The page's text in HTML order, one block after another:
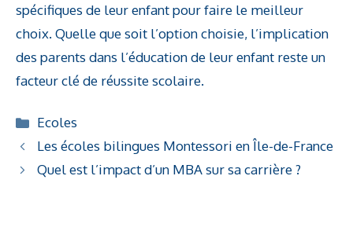
spécifiques de leur enfant pour faire le meilleur
choix. Quelle que soit l’option choisie, l’implication
des parents dans l’éducation de leur enfant reste un
facteur clé de réussite scolaire.
Catégories
Ecoles
Les écoles bilingues Montessori en Île-de-France
Quel est l’impact d’un MBA sur sa carrière ?